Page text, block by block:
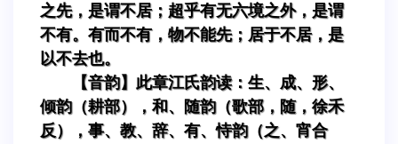
之先，是谓不居；超乎有无六境之外，是谓
不有。有而不有，物不能先；居于不居，是
以不去也。
【音韵】此章江氏韵读：生、成、形、
倾韵（耕部），和、随韵（歌部，随，徐禾
反），事、教、辞、有、恃韵（之、宵合